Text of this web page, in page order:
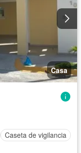
Casa
Caseta de vigilancia